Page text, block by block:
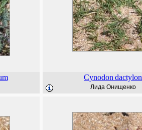
Cynodon dactylon
Лида Онищенко